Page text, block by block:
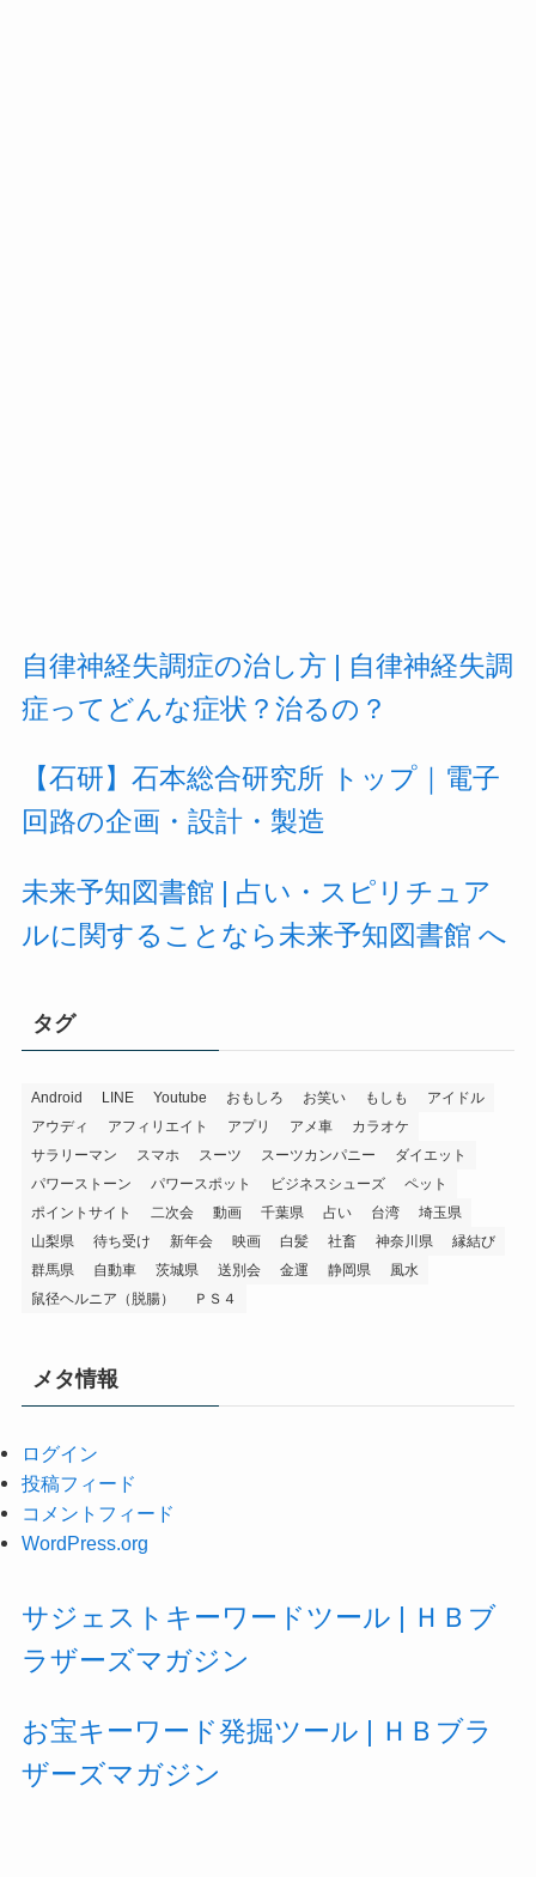
自律神経失調症の治し方 | 自律神経失調
症ってどんな症状？治るの？
【石研】石本総合研究所 トップ｜電子
回路の企画・設計・製造
未来予知図書館 | 占い・スピリチュア
ルに関することなら未来予知図書館 へ
タグ
Android LINE Youtube おもしろ お笑い もしも
アイドル
アウディ
アフィリエイト アプリ アメ車
カラオケ
サラリーマン
スマホ スーツ スーツカンパニー
ダイエット
パワーストーン
パワースポット ビジネスシューズ
ペット
ポイントサイト
二次会 動画 千葉県 占い 台湾
埼玉県
山梨県
待ち受け 新年会 映画 白髪 社畜 神奈川県
縁結び
群馬県
自動車 茨城県 送別会 金運 静岡県
風水
鼠径ヘルニア（脱腸）
ＰＳ４
メタ情報
ログイン
投稿フィード
コメントフィード
WordPress.org
サジェストキーワードツール | ＨＢブ
ラザーズマガジン
お宝キーワード発掘ツール | ＨＢブラ
ザーズマガジン